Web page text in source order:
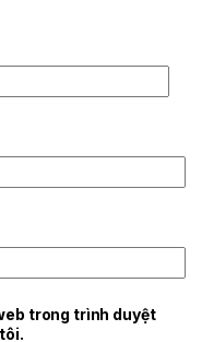
trong trình duyệt